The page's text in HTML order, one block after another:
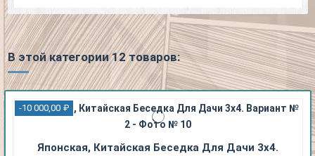
В этой категории 12 товаров:
-10 000,00 ₽
Японская, Китайская Беседка Для Дачи 3х4.